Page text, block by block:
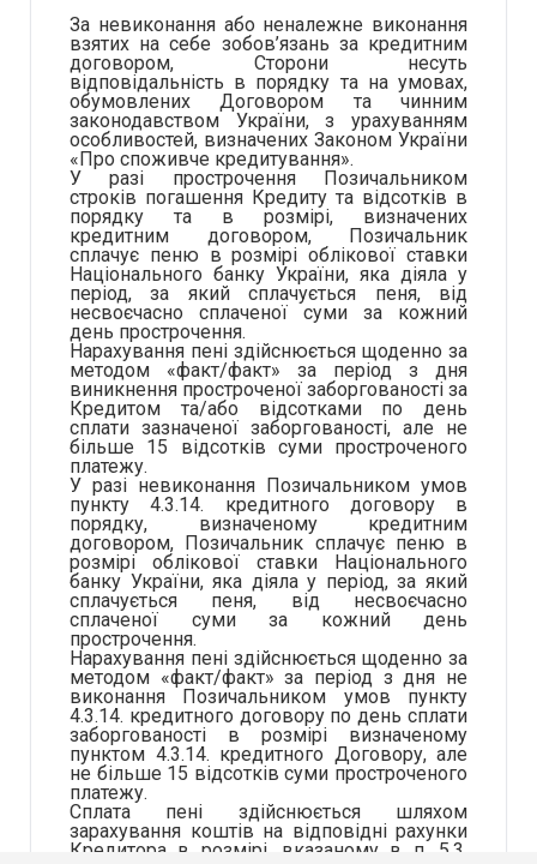
За невиконання або неналежне виконання
взятих на себе зобов’язань за кредитним
договором, Сторони несуть
відповідальність в порядку та на умовах,
обумовлених Договором та чинним
законодавством України, з урахуванням
особливостей, визначених Законом України
«Про споживче кредитування».
У разі прострочення Позичальником
строків погашення Кредиту та відсотків в
порядку та в розмірі, визначених
кредитним договором, Позичальник
сплачує пеню в розмірі облікової ставки
Національного банку України, яка діяла у
період, за який сплачується пеня, від
несвоєчасно сплаченої суми за кожний
день прострочення.
Нарахування пені здійснюється щоденно за
методом «факт/факт» за період з дня
виникнення простроченої заборгованості за
Кредитом та/або відсотками по день
сплати зазначеної заборгованості, але не
більше 15 відсотків суми простроченого
платежу.
У разі невиконання Позичальником умов
пункту 4.3.14. кредитного договору в
порядку, визначеному кредитним
договором, Позичальник сплачує пеню в
розмірі облікової ставки Національного
банку України, яка діяла у період, за який
сплачується пеня, від несвоєчасно
сплаченої суми за кожний день
прострочення.
Нарахування пені здійснюється щоденно за
методом «факт/факт» за період з дня не
виконання Позичальником умов пункту
4.3.14. кредитного договору по день сплати
заборгованості в розмірі визначеному
пунктом 4.3.14. кредитного Договору, але
не більше 15 відсотків суми простроченого
платежу.
Сплата пені здійснюється шляхом
зарахування коштів на відповідні рахунки
Кредитора в розмірі, вказаному в п. 5.3.